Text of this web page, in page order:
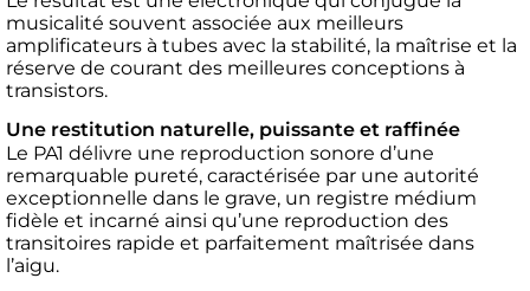
musicalité souvent associée aux meilleurs
amplificateurs à tubes avec la stabilité, la maîtrise et la
réserve de courant des meilleures conceptions à
transistors.
Une restitution naturelle, puissante et raffinée
Le PA1 délivre une reproduction sonore d’une
remarquable pureté, caractérisée par une autorité
exceptionnelle dans le grave, un registre médium
fidèle et incarné ainsi qu’une reproduction des
transitoires rapide et parfaitement maîtrisée dans
l’aigu.